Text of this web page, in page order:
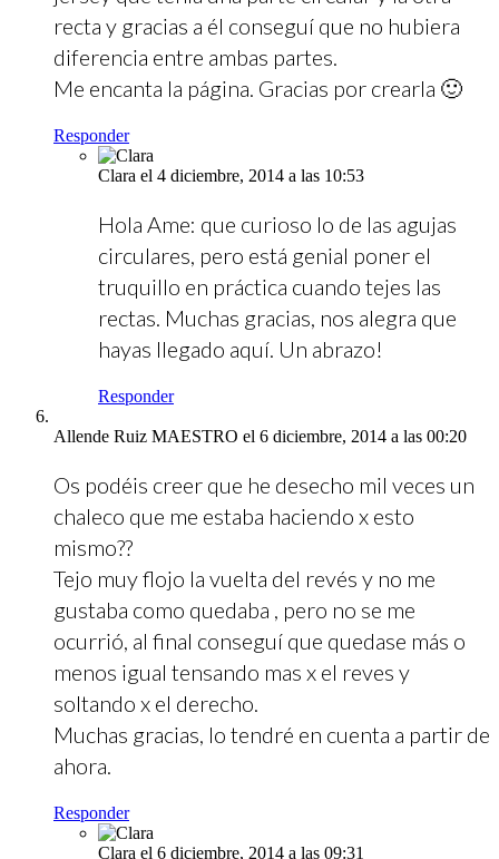
recta y gracias a él conseguí que no hubiera
diferencia entre ambas partes.
Me encanta la página. Gracias por crearla 🙂
Responder
Clara el 4 diciembre, 2014 a las 10:53
Hola Ame: que curioso lo de las agujas
circulares, pero está genial poner el
truquillo en práctica cuando tejes las
rectas. Muchas gracias, nos alegra que
hayas llegado aquí. Un abrazo!
Responder
Allende Ruiz MAESTRO el 6 diciembre, 2014 a las 00:20
Os podéis creer que he desecho mil veces un
chaleco que me estaba haciendo x esto
mismo??
Tejo muy flojo la vuelta del revés y no me
gustaba como quedaba , pero no se me
ocurrió, al final conseguí que quedase más o
menos igual tensando mas x el reves y
soltando x el derecho.
Muchas gracias, lo tendré en cuenta a partir de
ahora.
Responder
Clara el 6 diciembre, 2014 a las 09:31